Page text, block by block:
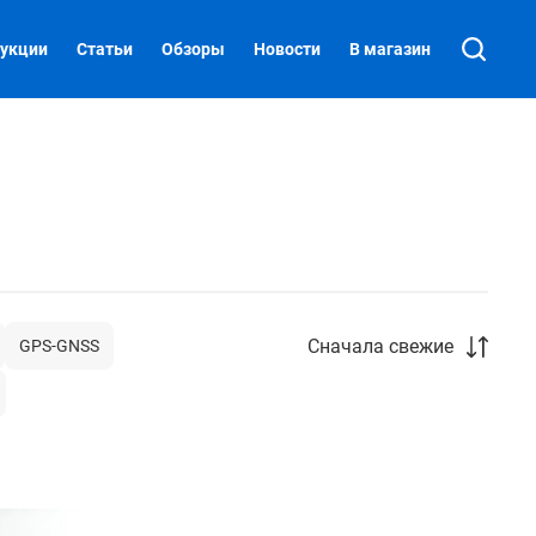
Статьи Обзоры Новости В магазин
GPS-GNSS Сначала свежие